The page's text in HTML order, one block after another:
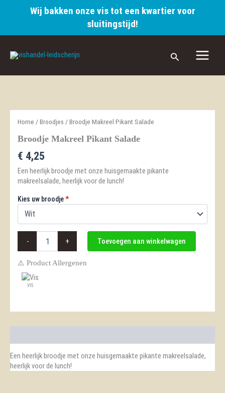
Wij bakken onze vis tot een kwartier voor
sluitingstijd!
naar
Zoeken
Home / Broodjes / Broodje Makreel Pikant Salade
Broodje Makreel Pikant Salade
€ 4,25
Een heerlijk broodje met onze huisgemaakte pikante
makreelsalade, heerlijk voor de lunch!
Kies uw broodje*
-
Salade
aantal
+ Toevoegen aan winkelwagen
⚠️ Product Allergenen
VIS
Een heerlijk broodje met onze huisgemaakte pikante makreelsalade,
heerlijk voor de lunch!
aantal